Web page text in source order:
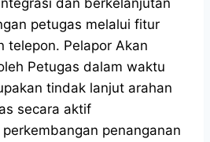
petugas melalui fitur
telepon. Pelapor Akan
Petugas dalam waktu
tindak lanjut arahan
secara aktif
penanganan